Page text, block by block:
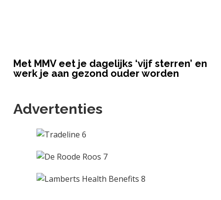
Met MMV eet je dagelijks ‘vijf sterren’ en
werk je aan gezond ouder worden
Advertenties